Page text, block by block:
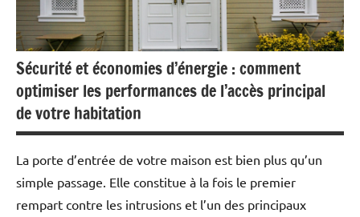
Sécurité et économies d’énergie : comment
optimiser les performances de l’accès principal
de votre habitation
La porte d’entrée de votre maison est bien plus qu’un
simple passage. Elle constitue à la fois le premier
rempart contre les intrusions et l’un des principaux